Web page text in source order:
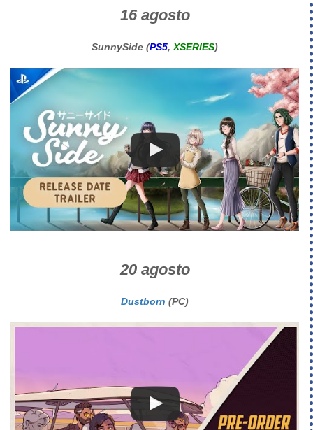
16 agosto
SunnySide (PS5,XSERIES)
20 agosto
Dustborn (PC)